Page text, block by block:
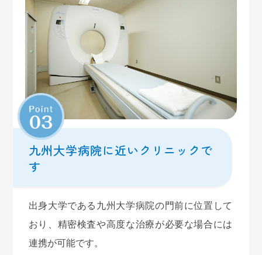
ご迷惑をおかけいたしますがよろしくお願いいたし
ます
2025.09.18
今年度のインフルエンザワクチンおよび
新型コロナウイルスの予防接種について
今年度のインフルエンザワクチンおよび新型コロナ
ウイルスの予防接種は令和7年10月1日から行いま
す。費用は以下の通りです。
定期接種
インフルエンザ 1,500円
新型コロナウイルス 12,000円
【対象】
九州大学病院に近いクリニックで
す
出身大学である九州大学病院の門前に位置して
おり、精密検査や高度な治療が必要な場合には
連携が可能です。